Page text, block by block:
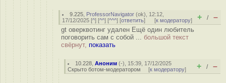
9.225 ProfessorNavigator (ok), 12:12,
17/12/2025 [^] [^^] [^^^] [ответить] [к модератору] + / –
gt оверквотинг удален Ещё один любитель
поговорить сам с собой ... большой текст
свёрнут, показать
10.228 ,Аноним (-), 15:39, 17/12/2025
Скрыто ботом-модератором [к модератору] + / –